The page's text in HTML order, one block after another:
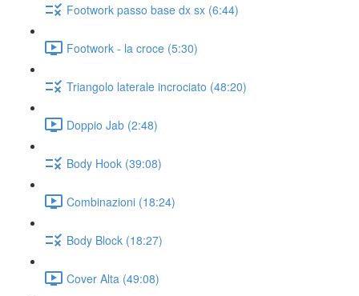
Footwork passo base dx sx (6:44)
Footwork - la croce (5:30)
Triangolo laterale incrociato (48:20)
Doppio Jab (2:48)
Body Hook (39:08)
Combinazioni (18:24)
Body Block (18:27)
Cover Alta (49:08)